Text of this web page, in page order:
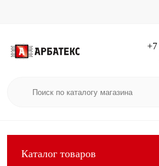
+7
Каталог товаров